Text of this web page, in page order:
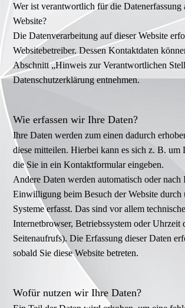
Wer ist verantwortlich für die Datenerfassung
Website?
Die Datenverarbeitung auf dieser Website
Websitebetreiber. Dessen Kontaktdaten
Abschnitt „Hinweis zur Verantwortlichen
Datenschutzerklärung entnehmen.
Wie erfassen wir Ihre Daten?
Ihre Daten werden zum einen dadurch
diese mitteilen. Hierbei kann es sich z. B. um
die Sie in ein Kontaktformular eingeben.
Andere Daten werden automatisch oder nach
Einwilligung beim Besuch der Website durch
Systeme erfasst. Das sind vor allem
Internetbrowser, Betriebssystem oder Uhrzeit
Seitenaufrufs). Die Erfassung dieser Daten
sobald Sie diese Website betreten.
Wofür nutzen wir Ihre Daten?